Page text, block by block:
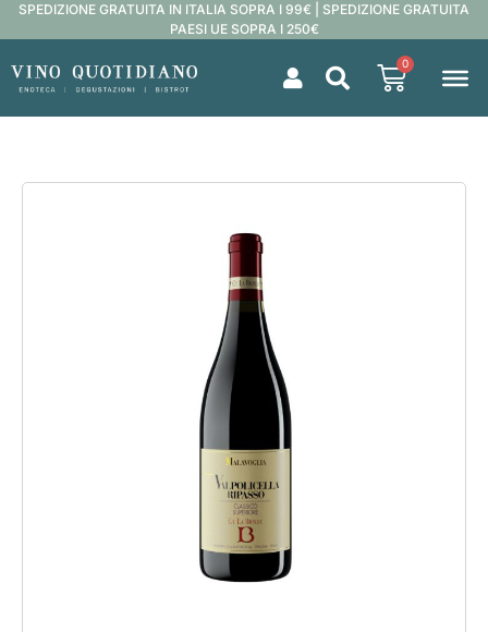
SPEDIZIONE GRATUITA IN ITALIA SOPRA I 99€ | SPEDIZIONE GRATUITA
PAESI UE SOPRA I 250€
0